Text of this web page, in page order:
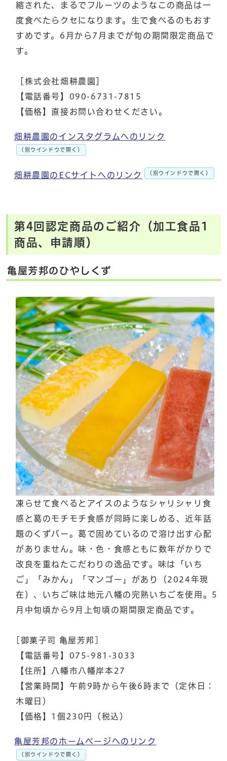
縮された、まるでフルーツのようなこの商品は一
度食べたらクセになります。生で食べるのもおす
すめです。6月から7月までが旬の期間限定商品で
す。
［株式会社畑耕農園］
【電話番号】090-6731-7815
【価格】直接お問い合わせください。
畑耕農園のインスタグラムへのリンク
（別ウインドウで開く）
畑耕農園のECサイトへのリンク （別ウインドウで開く）
第4回認定商品のご紹介（加工食品1
商品、申請順）
亀屋芳邦のひやしくず
凍らせて食べるとアイスのようなシャリシャリ食
感と葛のモチモチ食感が同時に楽しめる、近年話
題のくずバー。葛で固めているので溶け出す心配
がありません。味・色・食感ともに数年がかりで
改良を重ねたこだわりの逸品です。味は「いち
ご」「みかん」「マンゴー」があり（2024年現
在）、いちご味は地元八幡の完熟いちごを使用。5
月中旬頃から9月上旬頃の期間限定商品です。
[御菓子司 亀屋芳邦]
【電話番号】075-981-3033
【住所】八幡市八幡岸本27
【営業時間】午前9時から午後6時まで（定休日：
木曜日）
【価格】1個230円（税込）
亀屋芳邦のホームページへのリンク
（別ウインドウで開く）